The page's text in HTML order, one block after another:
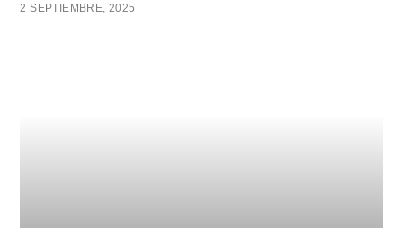
2 SEPTIEMBRE, 2025